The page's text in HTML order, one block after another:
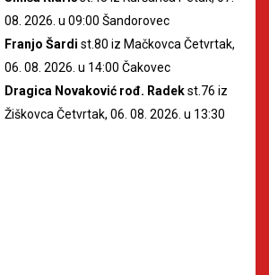
08. 2026. u 09:00 Šandorovec
Franjo Šardi st.80 iz Mačkovca Četvrtak,
06. 08. 2026. u 14:00 Čakovec
Dragica Novaković rođ. Radekst.76 iz
Žiškovca Četvrtak, 06. 08. 2026. u 13:30